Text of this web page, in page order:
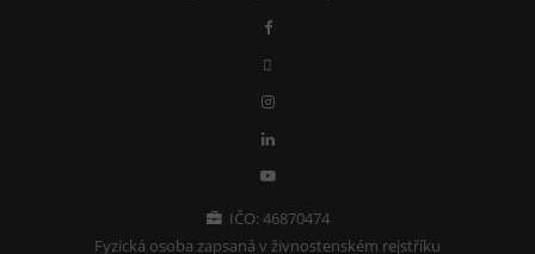
IČO: 46870474
Fyzická osoba zapsaná v živnostenském rejstříku